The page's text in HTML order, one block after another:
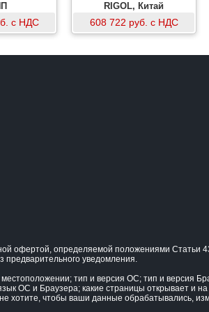
с НДС
RIGOL, Китай
608 722 руб. с НДС
офертой, определяемой положениями Статьи
предварительного уведомления.
тип и версия ОС; тип и версия
ОС и Браузера; какие страницы открывает и на
хотите, чтобы ваши данные обрабатывались,